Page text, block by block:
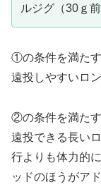
ルジグ（30ｇ
①の条件を満た
遠投しやすいロ
②の条件を満た
遠投できる長い
行よりも体力的
ッドのほうがア